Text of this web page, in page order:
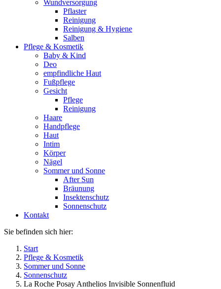
Wundversorgung
Pflaster
Reinigung
Reinigung & Hygiene
Salben
Pflege & Kosmetik
Baby & Kind
Deo
empfindliche Haut
Fußpflege
Gesicht
Pflege
Reinigung
Haare
Handpflege
Haut
Intim
Körper
Nägel
Sommer und Sonne
After Sun
Bräunung
Insektenschutz
Sonnenschutz
Kontakt
Sie befinden sich hier:
Start
Pflege & Kosmetik
Sommer und Sonne
Sonnenschutz
La Roche Posay Anthelios Invisible Sonnenfluid